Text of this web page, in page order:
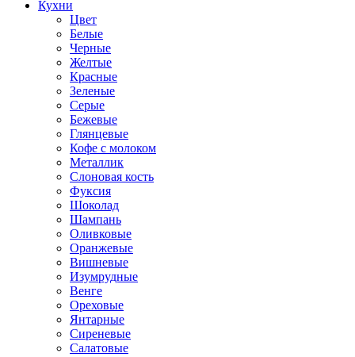
Кухни
Цвет
Белые
Черные
Желтые
Красные
Зеленые
Серые
Бежевые
Глянцевые
Кофе с молоком
Металлик
Слоновая кость
Фуксия
Шоколад
Шампань
Оливковые
Оранжевые
Вишневые
Изумрудные
Венге
Ореховые
Янтарные
Сиреневые
Салатовые